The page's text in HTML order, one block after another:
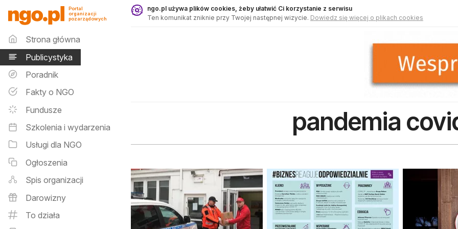
Publicystyka - ngo.pl
Portal
organizacji
pozarządowych
Menu główne
Strona główna
Publicystyka
Poradnik
Fakty o NGO
Fundusze
Szkolenia i wydarzenia
Usługi dla NGO
Ogłoszenia
Spis organizacji
Darowizny
To działa
ngo.pl używa plików cookies, żeby ułatwić Ci korzystanie z serwisu
Ten komunikat zniknie przy Twojej następnej wizycie. Dowiedz się więcej o plikach cookies
pandemia